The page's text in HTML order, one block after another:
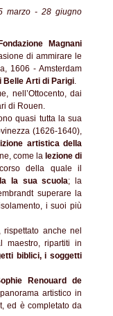
marzo - 28 giugno
Fondazione Magnani
di ammirare le
1606 - Amsterdam
Belle Arti di Parigi.
nell’Ottocento, dai
di Rouen.
quasi tutta la sua
(1626-1640),
artistica della
come la lezione di
della quale il
la sua scuola; la
superare la
i suoi più
anche nel
maestro, ripartiti in
biblici, i soggetti
Renouard de
artistico in
ed è completato da